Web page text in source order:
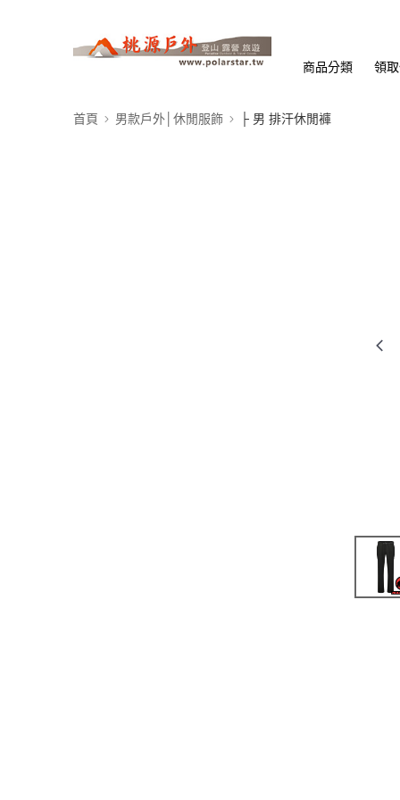
商品分類 領
首頁 男款戶外│休閒服飾 ├ 男 排汗休閒褲